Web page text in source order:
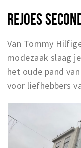
REJOES
Van Tommy
modezaak slaag
het oude pand
voor liefhebbers